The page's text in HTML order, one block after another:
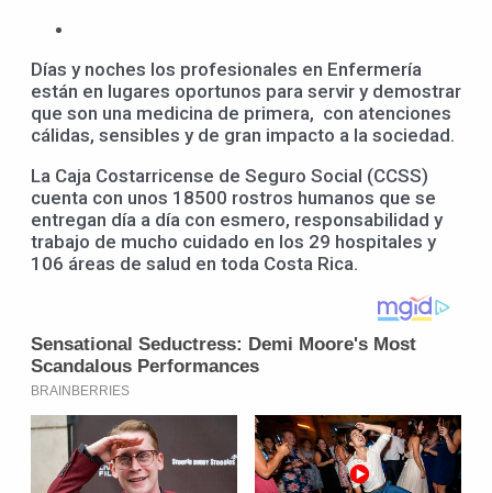
Días y noches los profesionales en Enfermería
están en lugares oportunos para servir y demostrar
que son una medicina de primera, con atenciones
cálidas, sensibles y de gran impacto a la sociedad.
La Caja Costarricense de Seguro Social (CCSS)
cuenta con unos 18500 rostros humanos que se
entregan día a día con esmero, responsabilidad y
trabajo de mucho cuidado en los 29 hospitales y
106 áreas de salud en toda Costa Rica.